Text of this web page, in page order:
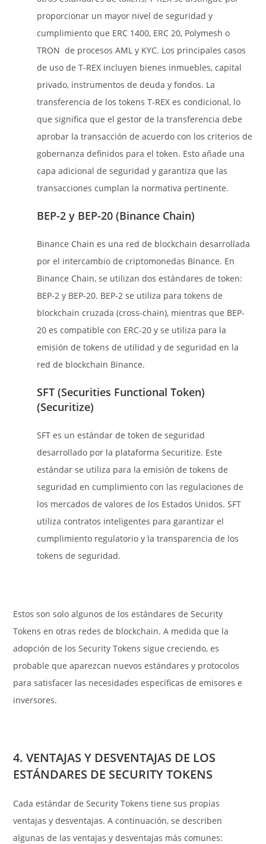
proporcionar un mayor nivel de seguridad y
cumplimiento que ERC 1400, ERC 20, Polymesh o
TRON de procesos AML y KYC. Los principales casos
de uso de T-REX incluyen bienes inmuebles, capital
privado, instrumentos de deuda y fondos. La
transferencia de los tokens T-REX es condicional, lo
que significa que el gestor de la transferencia debe
aprobar la transacción de acuerdo con los criterios de
gobernanza definidos para el token. Esto añade una
capa adicional de seguridad y garantiza que las
transacciones cumplan la normativa pertinente.
BEP-2 y BEP-20 (Binance Chain)
Binance Chain es una red de blockchain desarrollada
por el intercambio de criptomonedas Binance. En
Binance Chain, se utilizan dos estándares de token:
BEP-2 y BEP-20. BEP-2 se utiliza para tokens de
blockchain cruzada (cross-chain), mientras que BEP-
20 es compatible con ERC-20 y se utiliza para la
emisión de tokens de utilidad y de seguridad en la
red de blockchain Binance.
SFT (Securities Functional Token)
(Securitize)
SFT es un estándar de token de seguridad
desarrollado por la plataforma Securitize. Este
estándar se utiliza para la emisión de tokens de
seguridad en cumplimiento con las regulaciones de
los mercados de valores de los Estados Unidos. SFT
utiliza contratos inteligentes para garantizar el
cumplimiento regulatorio y la transparencia de los
tokens de seguridad.
Estos son solo algunos de los estándares de Security
Tokens en otras redes de blockchain. A medida que la
adopción de los Security Tokens sigue creciendo, es
probable que aparezcan nuevos estándares y protocolos
para satisfacer las necesidades específicas de emisores e
inversores.
4. VENTAJAS Y DESVENTAJAS DE LOS
ESTÁNDARES DE SECURITY TOKENS
Cada estándar de Security Tokens tiene sus propias
ventajas y desventajas. A continuación, se describen
algunas de las ventajas y desventajas más comunes: